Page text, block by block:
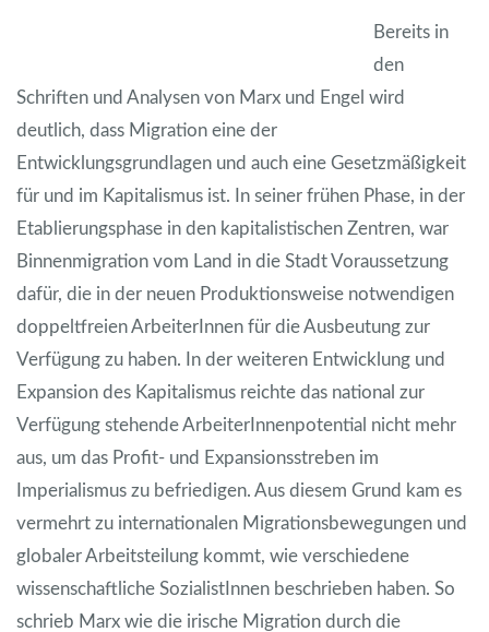
Bereits in
den
Schriften und Analysen von Marx und Engel wird
deutlich, dass Migration eine der
Entwicklungsgrundlagen und auch eine Gesetzmäßigkeit
für und im Kapitalismus ist. In seiner frühen Phase, in der
Etablierungsphase in den kapitalistischen Zentren, war
Binnenmigration vom Land in die Stadt Voraussetzung
dafür, die in der neuen Produktionsweise notwendigen
doppeltfreien ArbeiterInnen für die Ausbeutung zur
Verfügung zu haben. In der weiteren Entwicklung und
Expansion des Kapitalismus reichte das national zur
Verfügung stehende ArbeiterInnenpotential nicht mehr
aus, um das Profit- und Expansionsstreben im
Imperialismus zu befriedigen. Aus diesem Grund kam es
vermehrt zu internationalen Migrationsbewegungen und
globaler Arbeitsteilung kommt, wie verschiedene
wissenschaftliche SozialistInnen beschrieben haben. So
schrieb Marx wie die irische Migration durch die